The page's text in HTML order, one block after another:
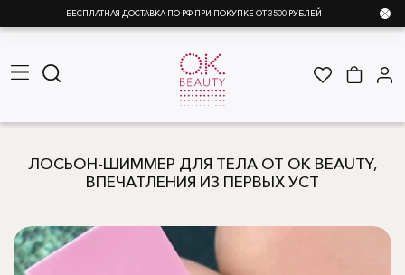
БЕСПЛАТНАЯ ДОСТАВКА ПО РФ ПРИ ПОКУПКЕ ОТ 3500 РУБЛЕЙ
ЛОСЬОН-ШИММЕР ДЛЯ ТЕЛА ОТ OK BEAUTY,
ВПЕЧАТЛЕНИЯ ИЗ ПЕРВЫХ УСТ